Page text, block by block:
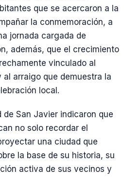
que se acercaron a la
la conmemoración, a
jornada cargada de
además, que el crecimiento
vinculado al
arraigo que demuestra la
local.
de San Javier indicaron que
no solo recordar el
una ciudad que
la base de su historia, su
activa de sus vecinos y